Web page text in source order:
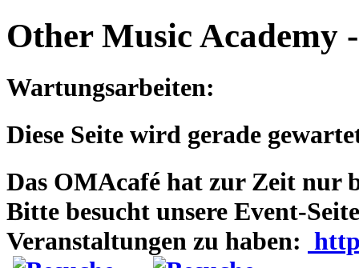
Direkt zum Inhalt
Other Music Academy
Wartungsarbeiten:
Diese Seite wird gerade
Das OMAcafé hat zur Zeit nur
Bitte besucht unsere Event-
Veranstaltungen zu haben: